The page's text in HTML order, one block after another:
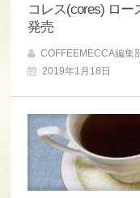
コレス(cores) ロ
発売
COFFEEMECCA編集
2019年1月18日